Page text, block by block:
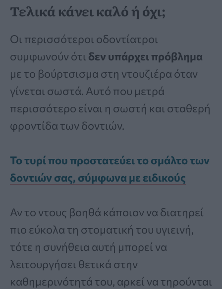
Τελικά κάνει καλό ή όχι;
Οι περισσότεροι οδοντίατροι
συμφωνούν ότι δεν υπάρχει πρόβλημα
με το βούρτσισμα στη ντουζιέρα όταν
γίνεται σωστά. Αυτό που μετρά
περισσότερο είναι η σωστή και σταθερή
φροντίδα των δοντιών.
Το τυρί που προστατεύει το σμάλτο των
δοντιών σας, σύμφωνα με ειδικούς
Αν το ντους βοηθά κάποιον να διατηρεί
πιο εύκολα τη στοματική του υγιεινή,
τότε η συνήθεια αυτή μπορεί να
λειτουργήσει θετικά στην
καθημερινότητά του, αρκεί να τηρούνται